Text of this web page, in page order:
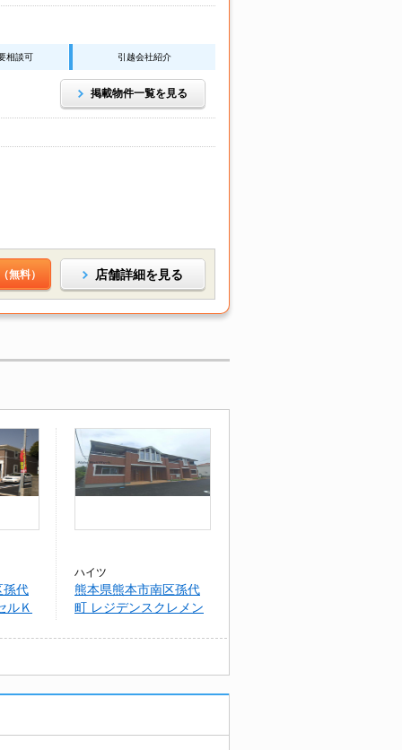
相談可 引越会社紹介
掲載物件一覧を見る
無料） 店舗詳細を見る
孫代
ルＫ
ハイツ
熊本県熊本市南区孫代
町 レジデンスクレメン